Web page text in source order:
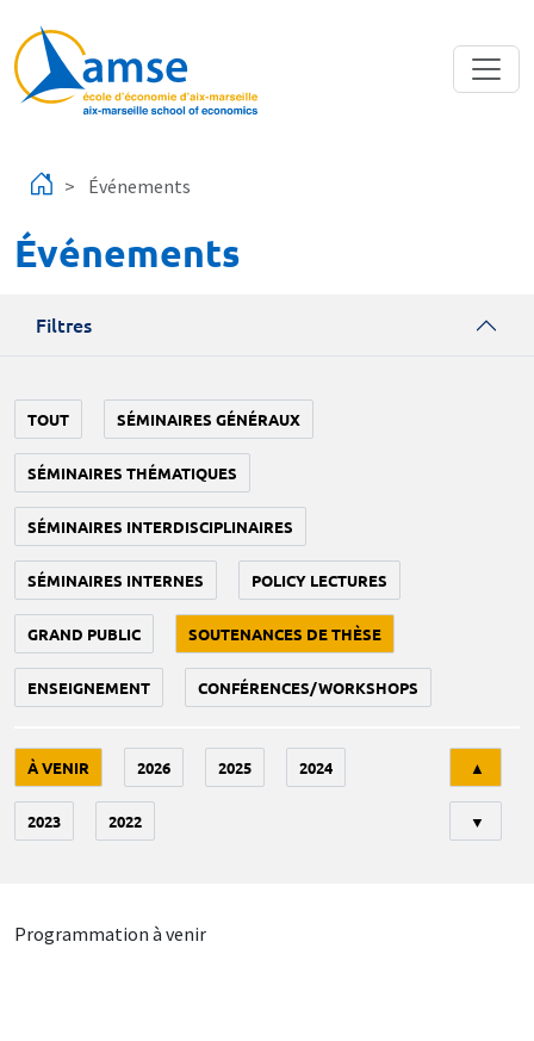
Événements
Événements
Filtres
TOUT SÉMINAIRES GÉNÉRAUX
SÉMINAIRES THÉMATIQUES
SÉMINAIRES INTERDISCIPLINAIRES
SÉMINAIRES INTERNES POLICY LECTURES
GRAND PUBLIC SOUTENANCES DE THÈSE
ENSEIGNEMENT CONFÉRENCES/WORKSHOPS
À VENIR 2026 2025 2024
2023 2022
▲
▼
Programmation à venir